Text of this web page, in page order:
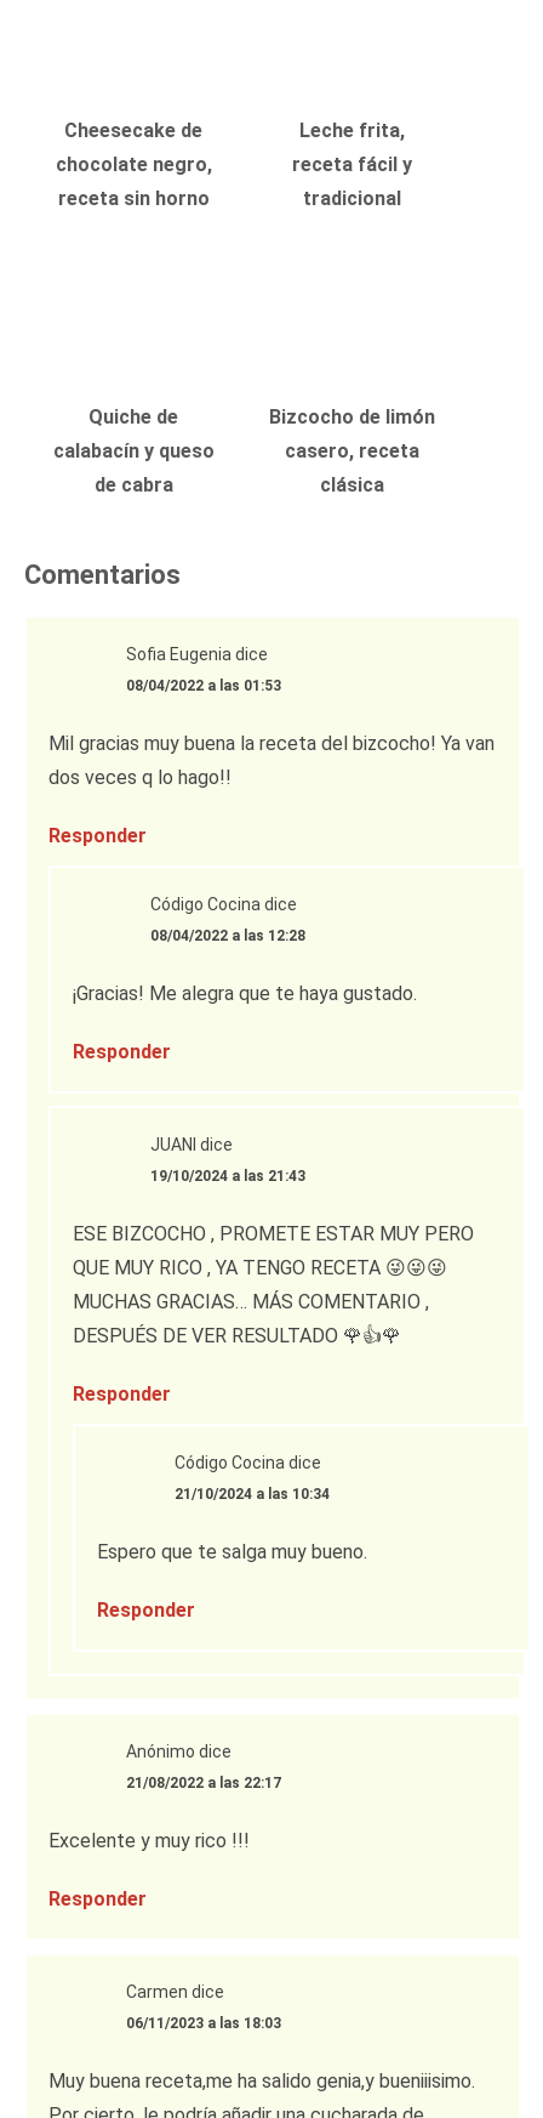
Cheesecake de
chocolate negro,
receta sin horno
Leche frita,
receta fácil y
tradicional
Quiche de
calabacín y queso
de cabra
Bizcocho de limón
casero, receta
clásica
Comentarios
Sofia Eugenia dice
08/04/2022 a las 01:53
Mil gracias muy buena la receta del bizcocho! Ya van
dos veces q lo hago!!
Responder
Código Cocina dice
08/04/2022 a las 12:28
¡Gracias! Me alegra que te haya gustado.
Responder
JUANI dice
19/10/2024 a las 21:43
ESE BIZCOCHO , PROMETE ESTAR MUY PERO
QUE MUY RICO , YA TENGO RECETA 😜😜😜
MUCHAS GRACIAS… MÁS COMENTARIO ,
DESPUÉS DE VER RESULTADO 🌹👍🌹
Responder
Código Cocina dice
21/10/2024 a las 10:34
Espero que te salga muy bueno.
Responder
Anónimo dice
21/08/2022 a las 22:17
Excelente y muy rico !!!
Responder
Carmen dice
06/11/2023 a las 18:03
Muy buena receta,me ha salido genia,y bueniiisimo.